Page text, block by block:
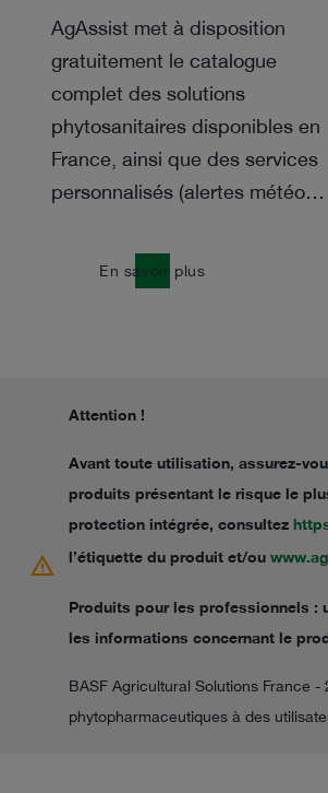
AgAssist met à disposition
gratuitement le catalogue
complet des solutions
phytosanitaires disponibles en
France, ainsi que des services
personnalisés (alertes météo…
En savoir plus
warning
Attention !
Avant toute utilisation, assurez-
produits présentant le risque le
protection intégrée, consultez
l’étiquette du produit et/ou
Produits pour les professionnels :
les informations concernant le
BASF Agricultural Solutions France
phytopharmaceutiques à des